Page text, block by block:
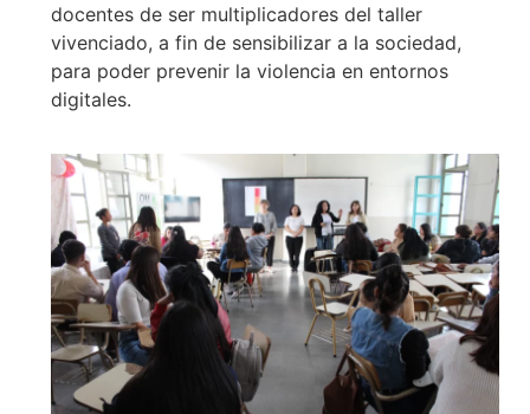
docentes de ser multiplicadores del taller
vivenciado, a fin de sensibilizar a la sociedad,
para poder prevenir la violencia en entornos
digitales.